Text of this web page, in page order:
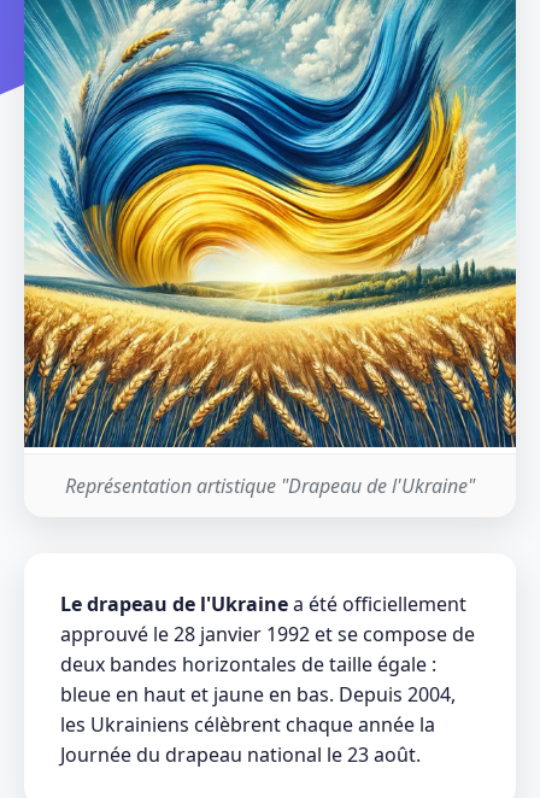
Représentation artistique "Drapeau de l'Ukraine"
Le drapeau de l'Ukrainea été officiellement
approuvé le 28 janvier 1992 et se compose de
deux bandes horizontales de taille égale :
bleue en haut et jaune en bas. Depuis 2004,
les Ukrainiens célèbrent chaque année la
Journée du drapeau national le 23 août.